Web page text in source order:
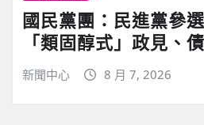
國民黨團：民進黨參
「類固醇式」政見、
新聞中心 8 月 7, 2026